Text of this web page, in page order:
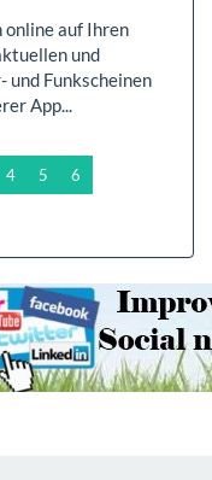
online auf Ihren
und
und Funkscheinen
App...
4 5
6